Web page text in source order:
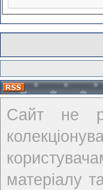
Сайт не
матеріалу